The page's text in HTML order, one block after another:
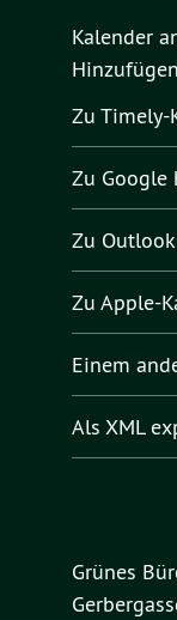
Kalender
Hinzufügen
Zu Timely-
Zu Google
Zu
Zu Apple-
Einem
Als XML
Grünes